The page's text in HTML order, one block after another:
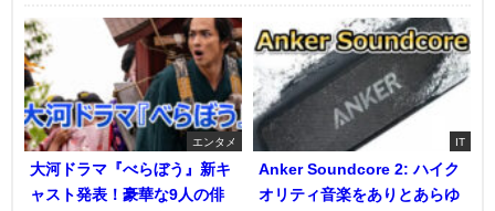
エンタメ
大河ドラマ『べらぼう』新キ
ャスト発表！豪華な9人の俳
IT
Anker Soundcore 2: ハイク
オリティ音楽をありとあらゆ